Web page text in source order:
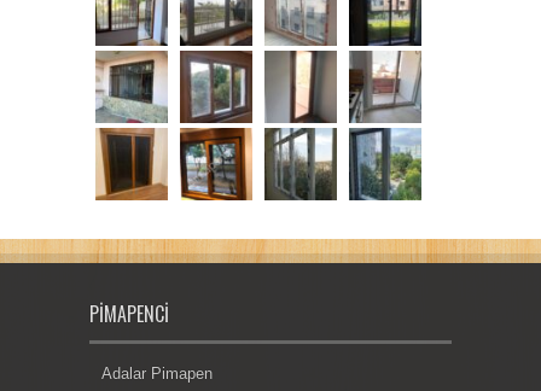
PIMAPENCI
Adalar Pimapen